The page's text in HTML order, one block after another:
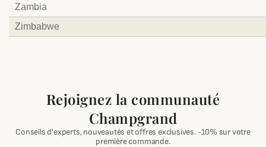
Zambia
Zimbabwe
Rejoignez la communauté
Champgrand
Conseils d'experts, nouveautés et offres exclusives. -10% sur votre
première commande.